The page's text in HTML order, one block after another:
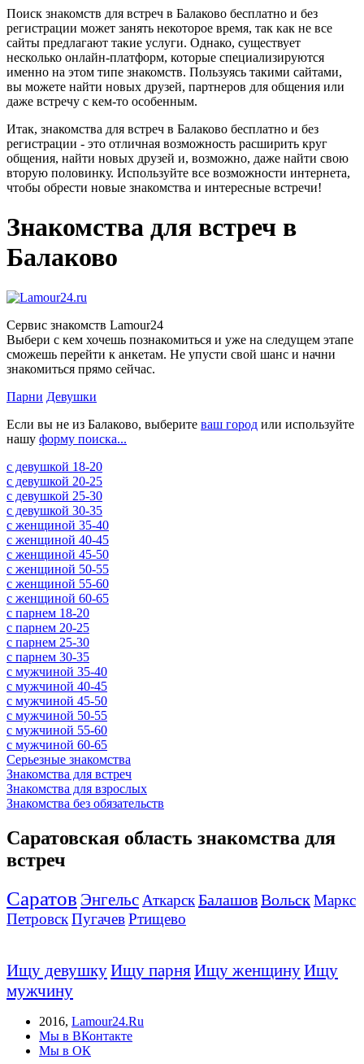
Поиск знакомств для встреч в Балаково бесплатно и без
регистрации может занять некоторое время, так как не все
сайты предлагают такие услуги. Однако, существует
несколько онлайн-платформ, которые специализируются
именно на этом типе знакомств. Пользуясь такими сайтами,
вы можете найти новых друзей, партнеров для общения или
даже встречу с кем-то особенным.
Итак, знакомства для встреч в Балаково бесплатно и без
регистрации - это отличная возможность расширить круг
общения, найти новых друзей и, возможно, даже найти свою
вторую половинку. Используйте все возможности интернета,
чтобы обрести новые знакомства и интересные встречи!
Знакомства для встреч в
Балаково
Сервис знакомств Lamour24
Выбери с кем хочешь познакомиться и уже на следущем этапе
сможешь перейти к анкетам. Не упусти свой шанс и начни
знакомиться прямо сейчас.
Парни Девушки
Если вы не из Балаково, выберите ваш город или используйте
нашу форму поиска...
c девушкой 18-20
c девушкой 20-25
c девушкой 25-30
c девушкой 30-35
c женщиной 35-40
c женщиной 40-45
c женщиной 45-50
c женщиной 50-55
c женщиной 55-60
c женщиной 60-65
c парнем 18-20
c парнем 20-25
c парнем 25-30
c парнем 30-35
c мужчиной 35-40
c мужчиной 40-45
c мужчиной 45-50
c мужчиной 50-55
c мужчиной 55-60
c мужчиной 60-65
Серьезные знакомства
Знакомства для встреч
Знакомства для взрослых
Знакомства без обязательств
Саратовская область знакомства для
встреч
Саратов Энгельс АткарскБалашовВольскМаркс
ПетровскПугачевРтищево
Ищу девушкуИщу парняИщу женщинуИщу
мужчину
2016, Lamour24.Ru
Мы в ВКонтакте
Мы в ОК